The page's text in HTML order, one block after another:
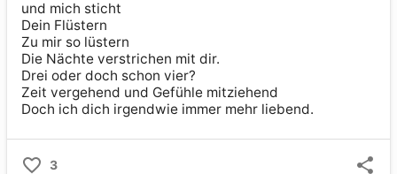
und mich sticht
Dein Flüstern
Zu mir so lüstern
Die Nächte verstrichen mit dir.
Drei oder doch schon vier?
Zeit vergehend und Gefühle mitziehend
Doch ich dich irgendwie immer mehr liebend.
3